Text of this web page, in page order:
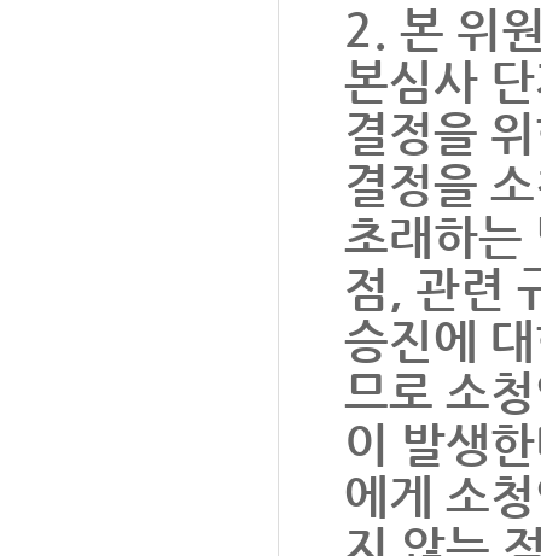
2. 본 위
본심사
결정을
결정을
초래하는
점, 관련
승진에
므로 소
이 발생
에게 소